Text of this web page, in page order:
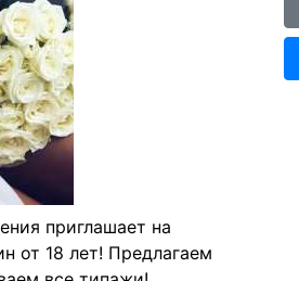
приглашает на
от 18 лет! Предлагаем